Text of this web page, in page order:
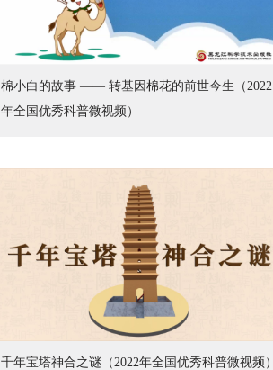
棉小白的故事 —— 转基因棉花的前世今生（2022
年全国优秀科普微视频）
千年宝塔神合之谜（2022年全国优秀科普微视频）